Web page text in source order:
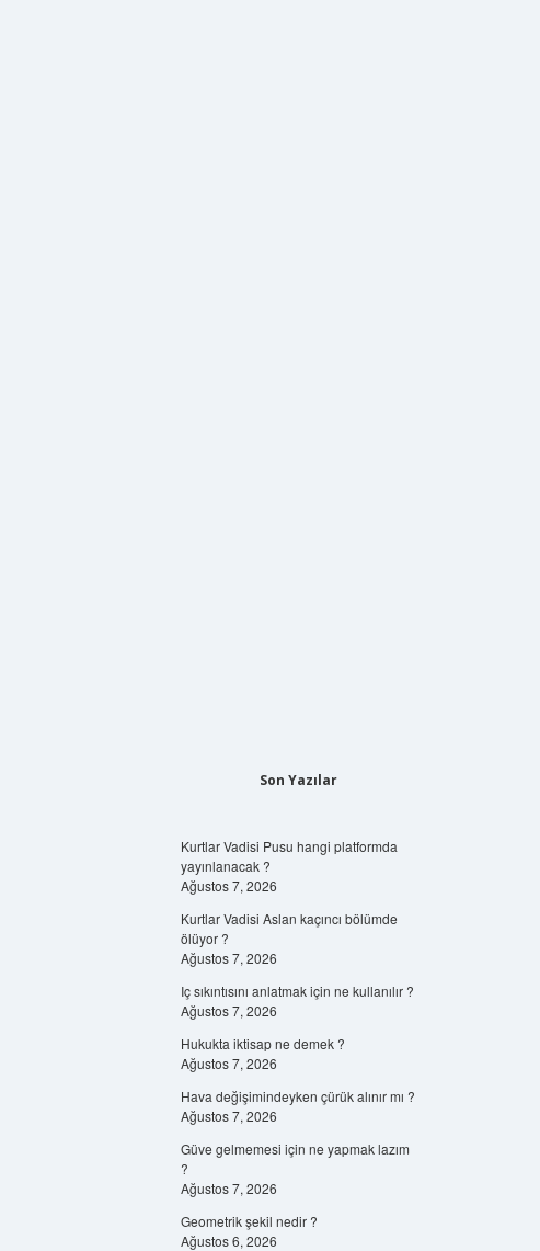
Son Yazılar
Kurtlar Vadisi Pusu hangi platformda
yayınlanacak ?
Ağustos 7, 2026
Kurtlar Vadisi Aslan kaçıncı bölümde
ölüyor ?
Ağustos 7, 2026
Iç sıkıntısını anlatmak için ne kullanılır ?
Ağustos 7, 2026
Hukukta iktisap ne demek ?
Ağustos 7, 2026
Hava değişimindeyken çürük alınır mı ?
Ağustos 7, 2026
Güve gelmemesi için ne yapmak lazım
?
Ağustos 7, 2026
Geometrik şekil nedir ?
Ağustos 6, 2026